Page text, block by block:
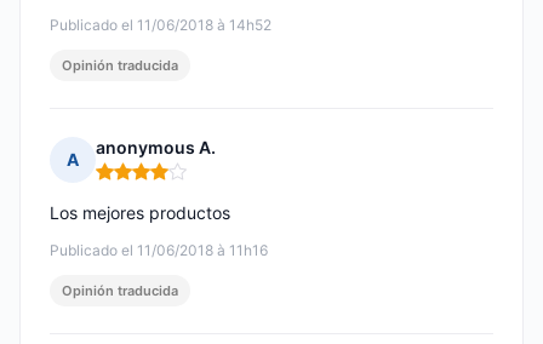
Publicado el 11/06/2018 à 14h52
Opinión traducida
A
anonymous A.
Nota: 4 de 5
Publicado el 11/06/2018 à 11h16
Los mejores productos
Opinión traducida